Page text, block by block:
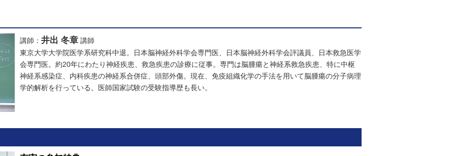
講師： 井出 冬章講師
東京大学大学院医学系研究科中退。日本脳神経外科学会専門医、日本脳神経外科学会評議員、日本救急医学
会専門医。約20年にわたり神経疾患、救急疾患の診療に従事。専門は脳腫瘍と神経系救急疾患、特に中枢
神経系感染症、内科疾患の神経系合併症、頭部外傷。現在、免疫組織化学の手法を用いて脳腫瘍の分子病理
学的解析を行っている。医師国家試験の受験指導歴も長い。